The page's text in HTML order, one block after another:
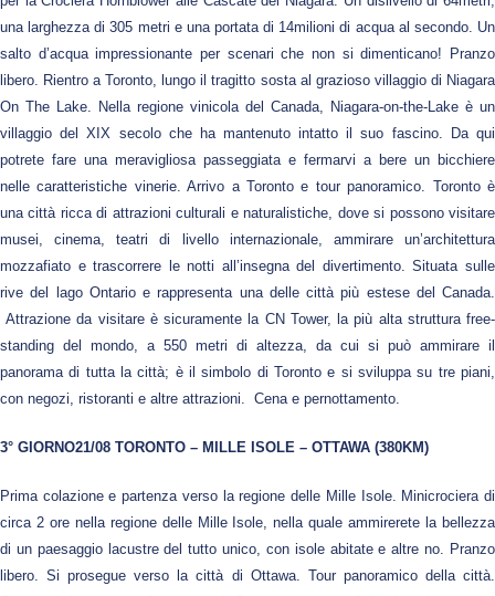
una larghezza di 305 metri e una portata di 14milioni di acqua al secondo. Un
salto d’acqua impressionante per scenari che non si dimenticano! Pranzo
libero. Rientro a Toronto, lungo il tragitto sosta al grazioso villaggio di Niagara
On The Lake. Nella regione vinicola del Canada, Niagara-on-the-Lake è un
villaggio del XIX secolo che ha mantenuto intatto il suo fascino. Da qui
potrete fare una meravigliosa passeggiata e fermarvi a bere un bicchiere
nelle caratteristiche vinerie. Arrivo a Toronto e tour panoramico. Toronto è
una città ricca di attrazioni culturali e naturalistiche, dove si possono visitare
musei, cinema, teatri di livello internazionale, ammirare un’architettura
mozzafiato e trascorrere le notti all’insegna del divertimento. Situata sulle
rive del lago Ontario e rappresenta una delle città più estese del Canada.
Attrazione da visitare è sicuramente la CN Tower, la più alta struttura free-
standing del mondo, a 550 metri di altezza, da cui si può ammirare il
panorama di tutta la città; è il simbolo di Toronto e si sviluppa su tre piani,
con negozi, ristoranti e altre attrazioni. Cena e pernottamento.
3° GIORNO21/08 TORONTO – MILLE ISOLE – OTTAWA (380KM)
Prima colazione e partenza verso la regione delle Mille Isole. Minicrociera di
circa 2 ore nella regione delle Mille Isole, nella quale ammirerete la bellezza
di un paesaggio lacustre del tutto unico, con isole abitate e altre no. Pranzo
libero. Si prosegue verso la città di Ottawa. Tour panoramico della città.